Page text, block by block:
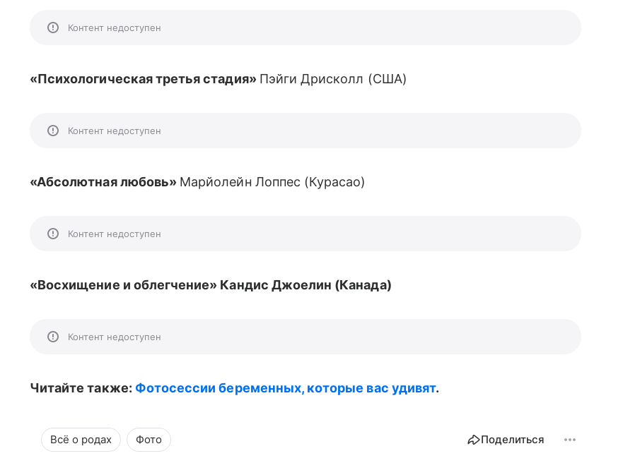
Контент недоступен
«Психологическая третья стадия» Пэйги Дрисколл (США)
Контент недоступен
«Абсолютная любовь» Марйолейн Лоппес (Курасао)
Контент недоступен
«Восхищение и облегчение» Кандис Джоелин (Канада)
Контент недоступен
Читайте также: Фотосессии беременных, которые вас удивят.
Всё о родах Фото Поделиться